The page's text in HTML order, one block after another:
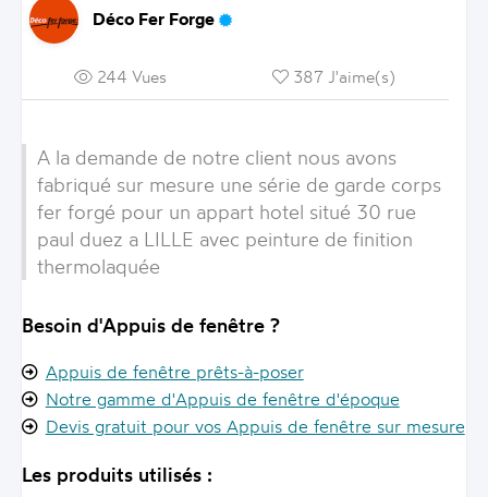
Déco Fer Forge
244 Vues 387 J'aime(s)
A la demande de notre client nous avons
fabriqué sur mesure une série de garde corps
fer forgé pour un appart hotel situé 30 rue
paul duez a LILLE avec peinture de finition
thermolaquée
Besoin d'Appuis de fenêtre ?
Appuis de fenêtre prêts-à-poser
Notre gamme d'Appuis de fenêtre d'époque
Devis gratuit pour vos Appuis de fenêtre sur mesure
Les produits utilisés :